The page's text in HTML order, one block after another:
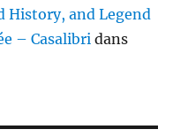
History, and Legend
– Casalibri dans